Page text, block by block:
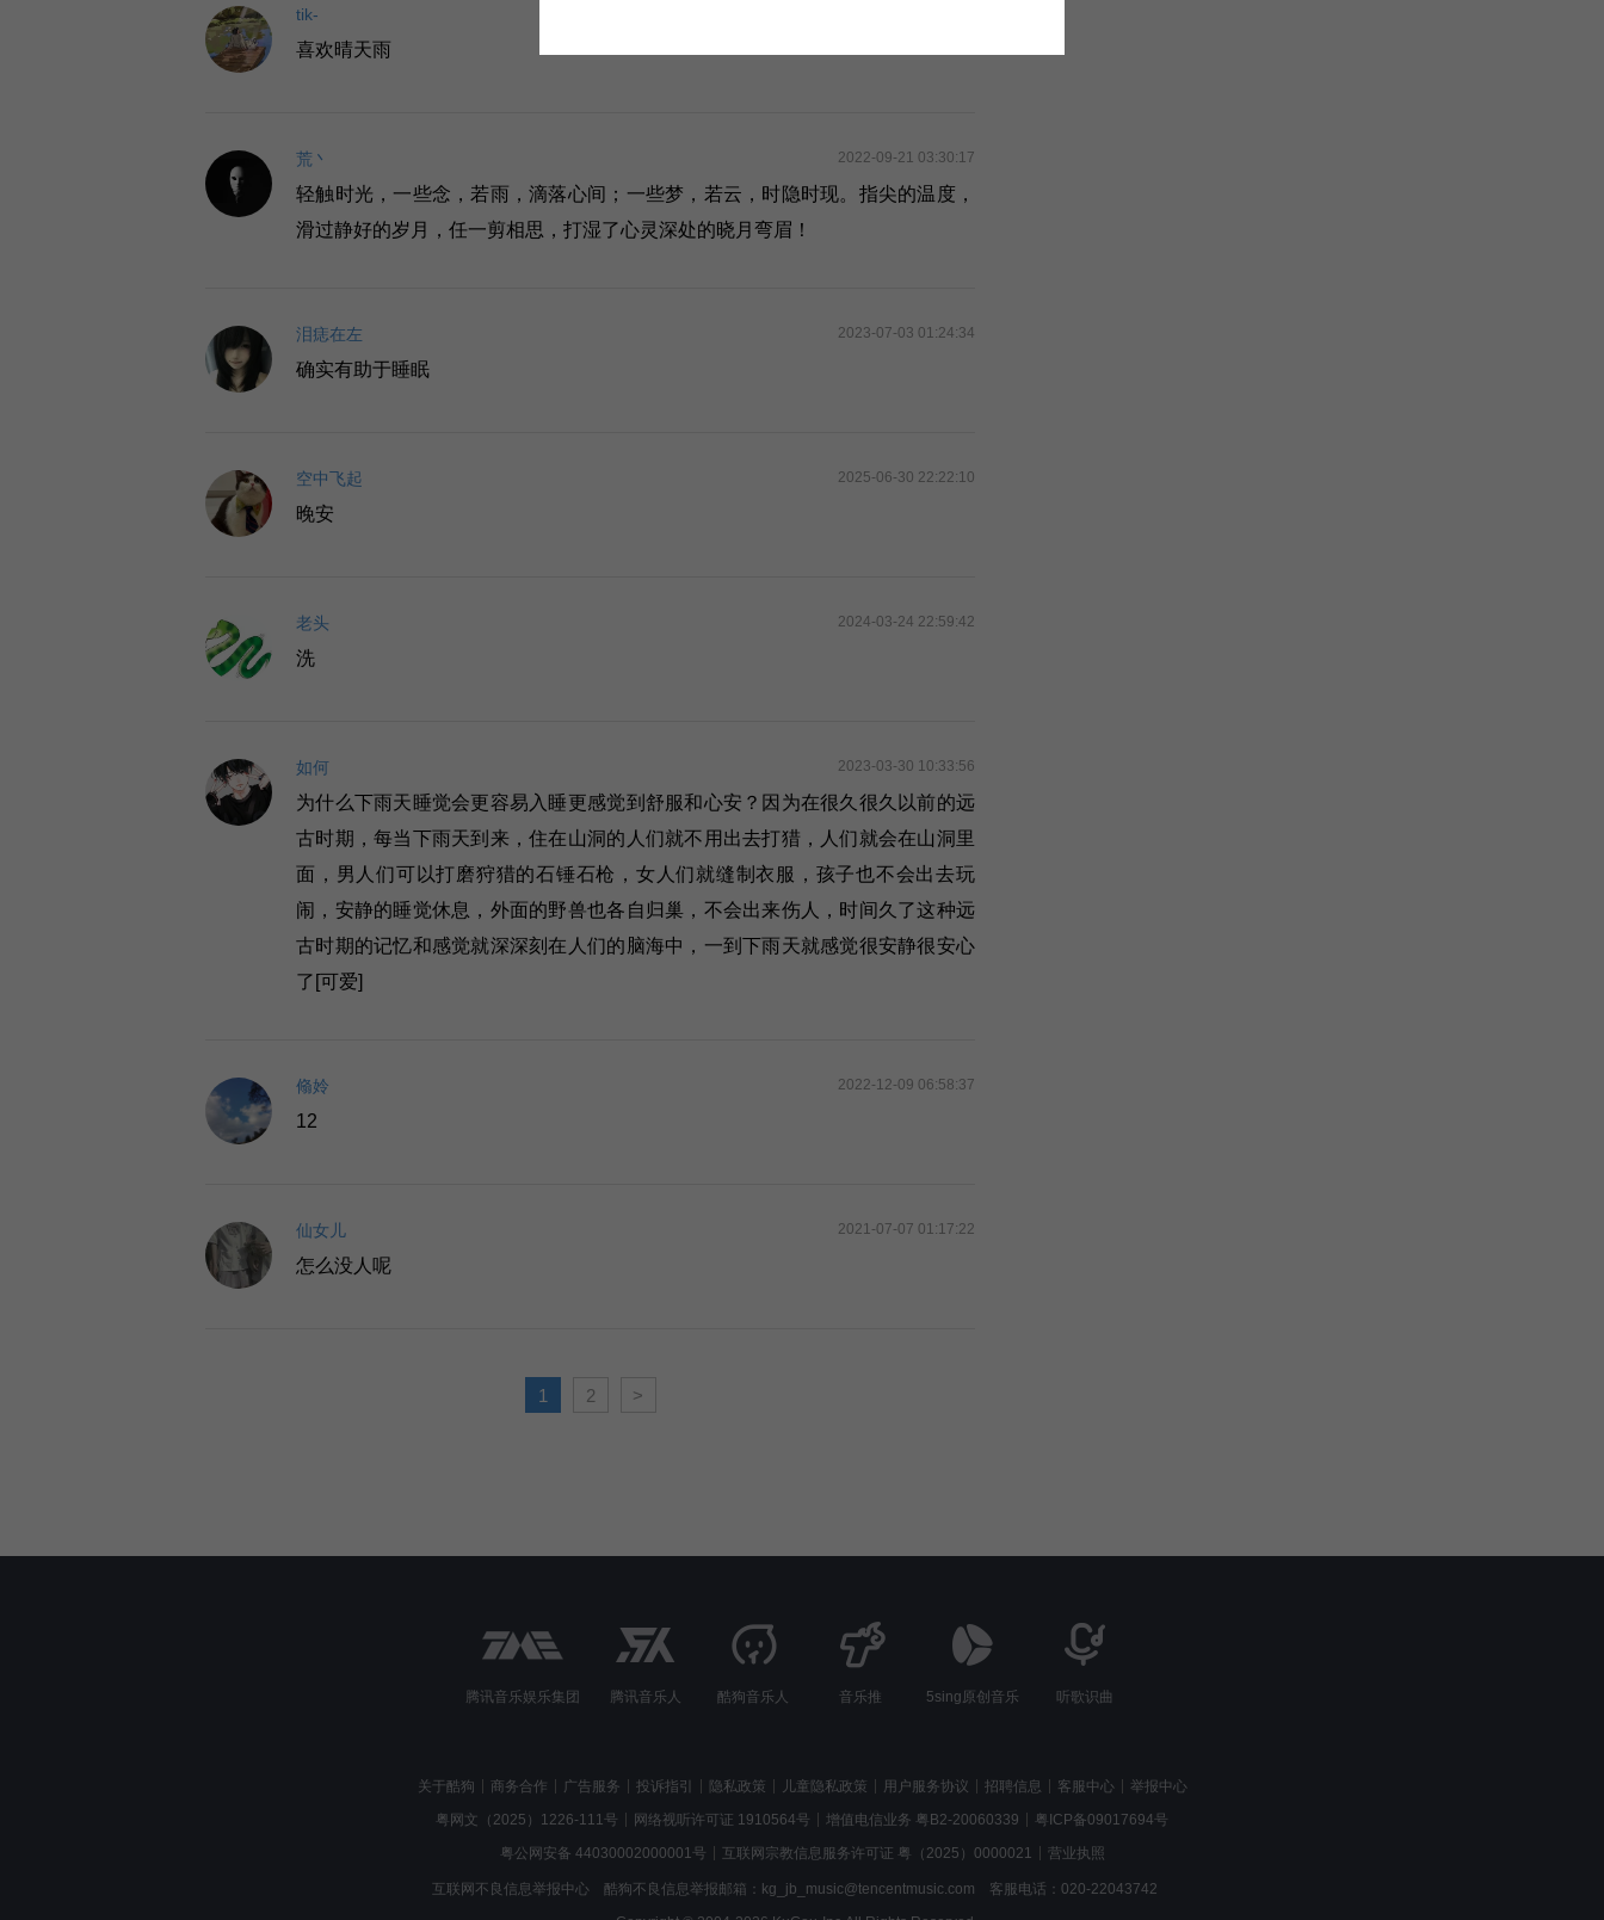
tik-
喜欢晴天雨
荒丶 2022-09-21 03:30:17
轻触时光，一些念，若雨，滴落心间；一些梦，若云，时隐时现。指尖的温度，
滑过静好的岁月，任一剪相思，打湿了心灵深处的晓月弯眉！
泪痣在左 2023-07-03 01:24:34
确实有助于睡眠
空中飞起 2025-06-30 22:22:10
晚安
老头 2024-03-24 22:59:42
洗
如何 2023-03-30 10:33:56
为什么下雨天睡觉会更容易入睡更感觉到舒服和心安？因为在很久很久以前的远
古时期，每当下雨天到来，住在山洞的人们就不用出去打猎，人们就会在山洞里
面，男人们可以打磨狩猎的石锤石枪，女人们就缝制衣服，孩子也不会出去玩
闹，安静的睡觉休息，外面的野兽也各自归巢，不会出来伤人，时间久了这种远
古时期的记忆和感觉就深深刻在人们的脑海中，一到下雨天就感觉很安静很安心
了[可爱]
翛姈 2022-12-09 06:58:37
12
仙女儿 2021-07-07 01:17:22
怎么没人呢
1 2 >
腾讯音乐娱乐集团 腾讯音乐人 酷狗音乐人 音乐推 5sing原创音乐 听歌识曲
关于酷狗 商务合作 广告服务 投诉指引 隐私政策 儿童隐私政策 用户服务协议 招聘信息 客服中心
举报中心
粤网文（2025）1226-111号
网络视听许可证 1910564号 增值电信业务 粤B2-20060339
粤ICP备09017694号
粤公网安备 44030002000001号
互联网宗教信息服务许可证 粤（2025）0000021 营业执照
互联网不良信息举报中心 酷狗不良信息举报邮箱：kg_jb_music@tencentmusic.com
客服电话：020-22043742